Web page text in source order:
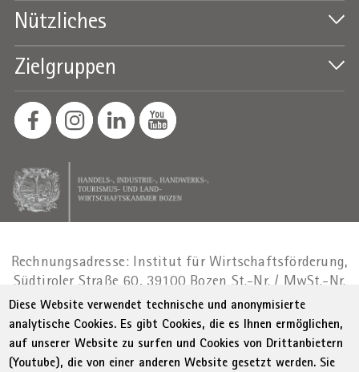
Nützliches
Zielgruppen
Rechnungsadresse: Institut für Wirtschaftsförderung,
Südtiroler Straße 60, 39100 Bozen St.-Nr. / MwSt.-Nr.
01716880214|administration-
as@bz.legalmail.camcom.it
Menu Footer
© WIFI Impressum Privacy AGB
Diese Website verwendet technische und anonymisierte
analytische Cookies. Es gibt Cookies, die es Ihnen ermöglichen,
auf unserer Website zu surfen und Cookies von Drittanbietern
(Youtube), die von einer anderen Website gesetzt werden. Sie